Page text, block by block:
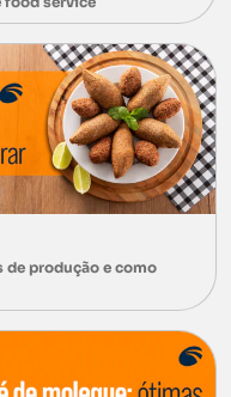
de produção e como